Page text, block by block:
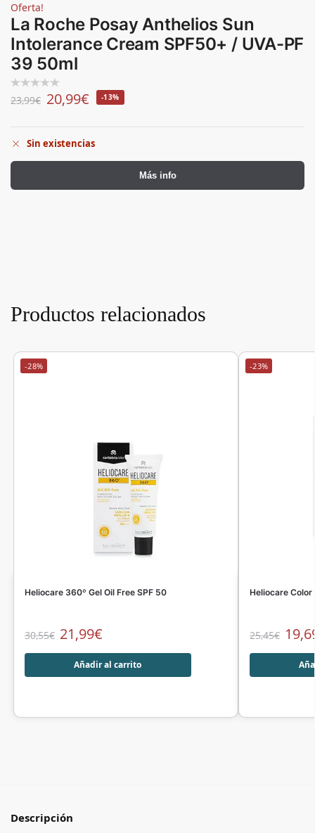
Oferta!
La Roche Posay Anthelios Sun
Intolerance Cream SPF50+ / UVA-PF
39 50ml
23,99€ 20,99€ -13%
Sin existencias
Más info
Productos relacionados
-28%
Heliocare 360º Gel Oil Free SPF 50
30,55€ 21,99€
Añadir al carrito
-23%
Heliocare Color
25,45€
Descripción